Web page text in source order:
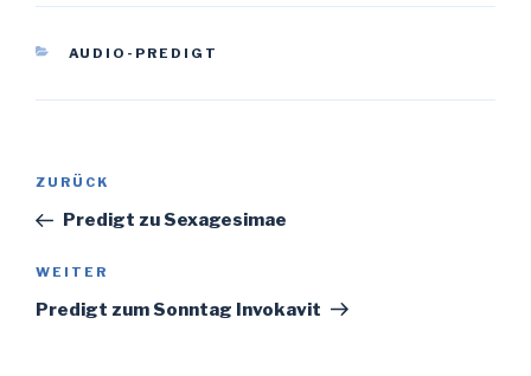
KATEGORIEN
AUDIO-PREDIGT
Beitragsnavigation
Vorheriger
Beitrag
ZURÜCK
Predigt zu Sexagesimae
Nächster
Beitrag
WEITER
Predigt zum Sonntag Invokavit